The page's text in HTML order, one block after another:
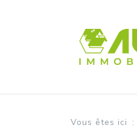
Vous êtes ici